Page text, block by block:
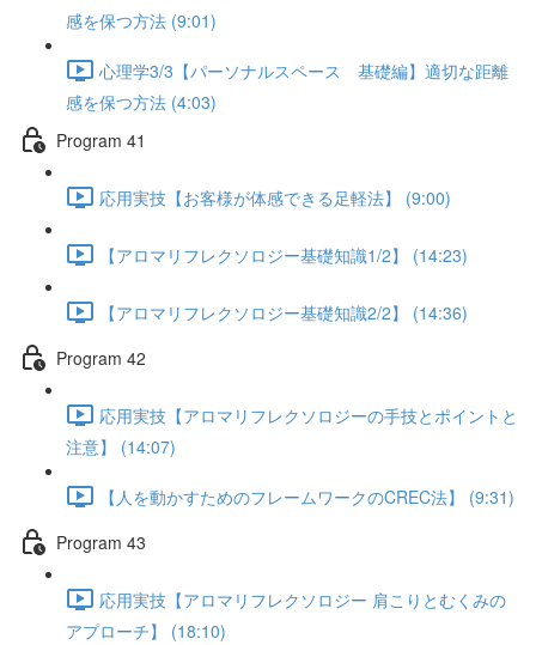
感を保つ方法 (9:01)
心理学3/3【パーソナルスペース 基礎編】適切な距離
感を保つ方法 (4:03)
Program 41
応用実技【お客様が体感できる足軽法】 (9:00)
【アロマリフレクソロジー基礎知識1/2】 (14:23)
【アロマリフレクソロジー基礎知識2/2】 (14:36)
Program 42
応用実技【アロマリフレクソロジーの手技とポイントと
注意】 (14:07)
【人を動かすためのフレームワークのCREC法】 (9:31)
Program 43
応用実技【アロマリフレクソロジー 肩こりとむくみの
アプローチ】 (18:10)